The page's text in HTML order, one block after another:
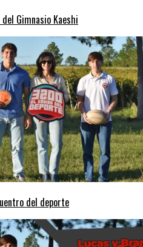
Gimnasio Kaeshi
del deporte